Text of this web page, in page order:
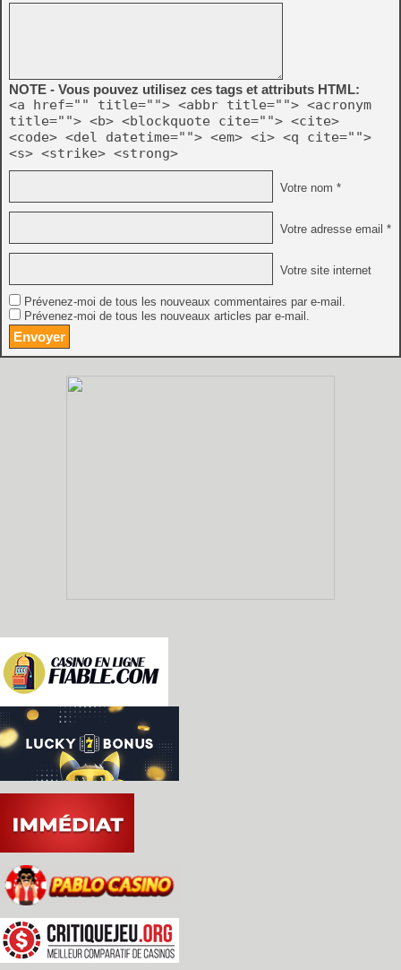
NOTE - Vous pouvez utilisez ces tags et attributs HTML:
<a href="" title=""> <abbr title=""> <acronym
title=""> <b> <blockquote cite=""> <cite>
<code> <del datetime=""> <em> <i> <q cite="">
<s> <strike> <strong>
Votre nom *
Votre adresse email *
Votre site internet
Prévenez-moi de tous les nouveaux commentaires par e-mail.
Prévenez-moi de tous les nouveaux articles par e-mail.